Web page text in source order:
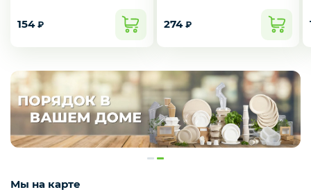
154 ₽ 274 ₽
Мы на карте